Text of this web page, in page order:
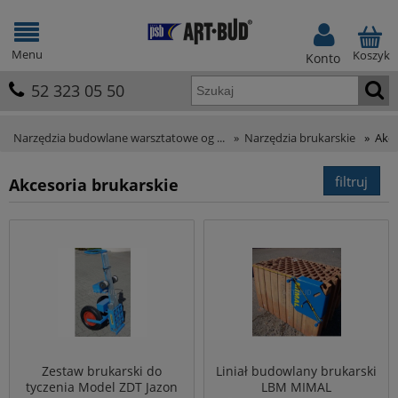
Koszyk
Konto
52 323 05 50
Menu
Narzędzia budowlane warsztatowe og ... » Narzędzia brukarskie »
Akcesoria brukarskie filtruj
Zestaw brukarski do
tyczenia Model ZDT Jazon
Liniał budowlany brukarski
LBM MIMAL